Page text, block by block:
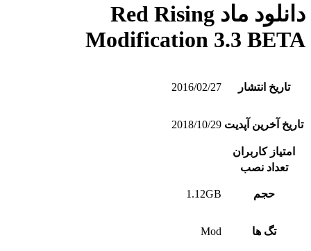
دانلود ماد Red Rising
Modification 3.3 BETA
تاریخ انتشار 2016/02/27
تاریخ آخرین آپدیت 2018/10/29
امتیاز کاربران
تعداد نصب
حجم 1.12GB
تگ ها Mod